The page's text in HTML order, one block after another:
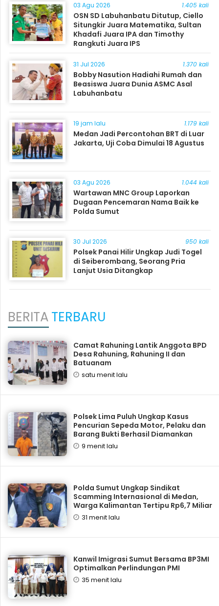
03 Agu 2026 1.405 kali
OSN SD Labuhanbatu Ditutup, Ciello
Situngkir Juara Matematika, Sultan
Khadafi Juara IPA dan Timothy
Rangkuti Juara IPS
31 Jul 2026 1.370 kali
Bobby Nasution Hadiahi Rumah dan
Beasiswa Juara Dunia ASMC Asal
Labuhanbatu
19 jam lalu 1.179 kali
Medan Jadi Percontohan BRT di Luar
Jakarta, Uji Coba Dimulai 18 Agustus
03 Agu 2026 1.044 kali
Wartawan MNC Group Laporkan
Dugaan Pencemaran Nama Baik ke
Polda Sumut
30 Jul 2026 950 kali
Polsek Panai Hilir Ungkap Judi Togel
di Seiberombang, Seorang Pria
Lanjut Usia Ditangkap
BERITATERBARU
Camat Rahuning Lantik Anggota BPD
Desa Rahuning, Rahuning II dan
Batuanam
satu menit lalu
Polsek Lima Puluh Ungkap Kasus
Pencurian Sepeda Motor, Pelaku dan
Barang Bukti Berhasil Diamankan
9 menit lalu
Polda Sumut Ungkap Sindikat
Scamming Internasional di Medan,
Warga Kalimantan Tertipu Rp6,7 Miliar
31 menit lalu
Kanwil Imigrasi Sumut Bersama BP3MI
Optimalkan Perlindungan PMI
35 menit lalu